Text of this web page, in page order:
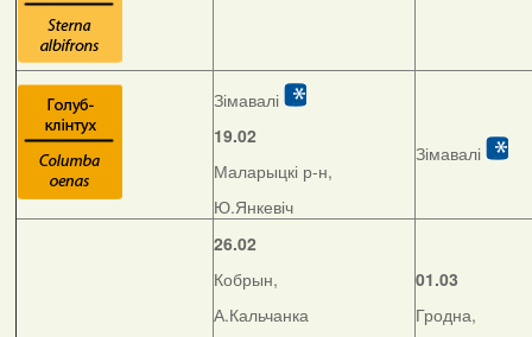
Зімавалі
19.02
Маларыцкі р-н,
Ю.Янкевіч
Зімавалі
26.02
Кобрын,
А.Кальчанка
01.03
Гродна,